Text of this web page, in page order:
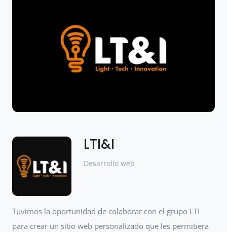
LTI&I
Desarrollo web
Tuvimos la oportunidad de colaborar con el grupo LTI
para crear un sitio web personalizado que les permitiera